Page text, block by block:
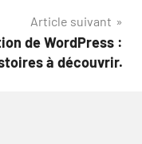
Article suivant
de WordPress :
à découvrir.